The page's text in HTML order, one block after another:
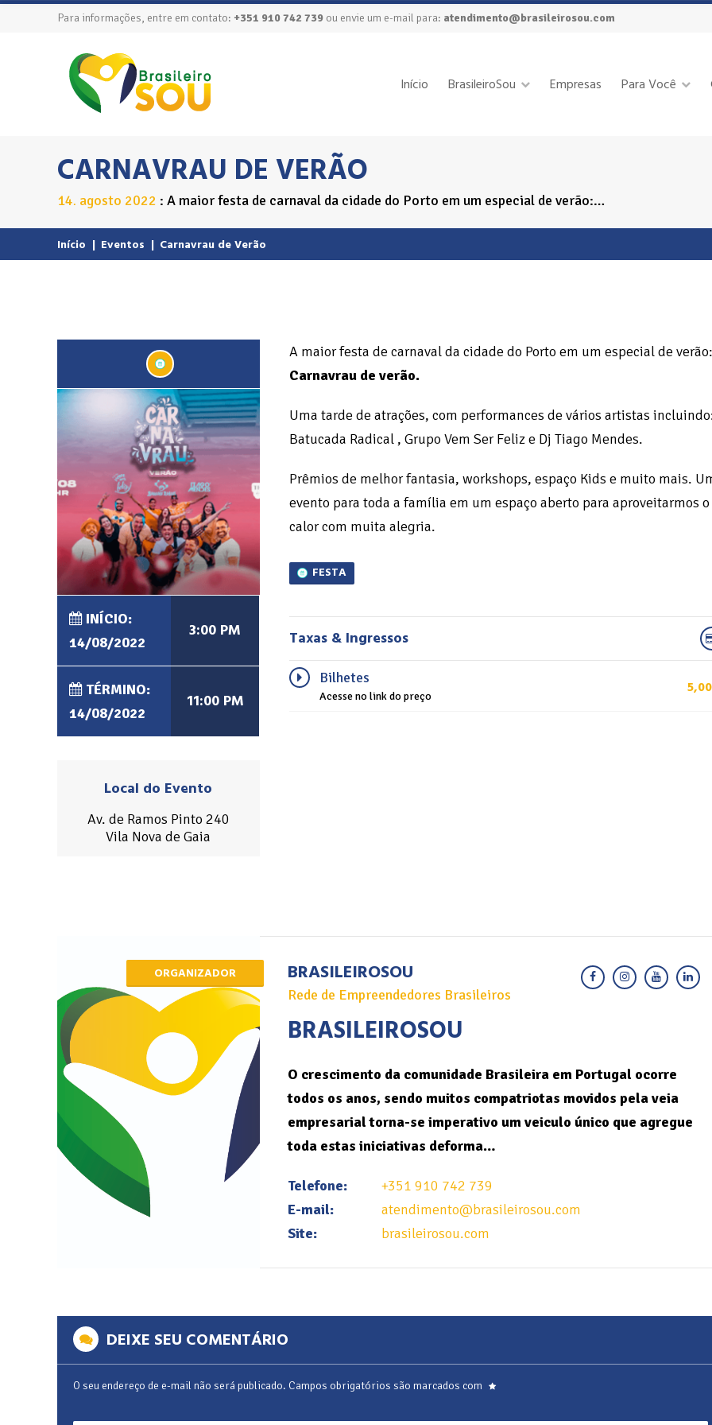
Para informações, entre em contato: +351 910 742 739 ou envie um e-mail para: atendimento@brasileirosou.com
Início BrasileiroSou Empresas Para Você
CARNAVRAU DE VERÃO
14. agosto 2022 A maior festa de carnaval da cidade do Porto em um especial de verão:…
Início | Eventos | Carnavrau de Verão
INÍCIO:
14/08/2022
3:00 PM
TÉRMINO:
14/08/2022
11:00 PM
Local do Evento
Av. de Ramos Pinto 240
Vila Nova de Gaia
A maior festa de carnaval da cidade do Porto em um especial de verão:
Carnavrau de verão.
Uma tarde de atrações, com performances de vários artistas
Batucada Radical , Grupo Vem Ser Feliz e Dj Tiago Mendes.
Prêmios de melhor fantasia, workshops, espaço Kids e muito mais.
evento para toda a família em um espaço aberto para aproveitarmos o
calor com muita alegria.
FESTA
Taxas & Ingressos
Bilhetes
Acesse no link do preço 5,00
ORGANIZADOR BRASILEIROSOU
Rede de Empreendedores Brasileiros
BRASILEIROSOU
O crescimento da comunidade Brasileira em Portugal ocorre
todos os anos, sendo muitos compatriotas movidos pela veia
empresarial torna-se imperativo um veiculo único que agregue
toda estas iniciativas deforma…
Telefone:
+351 910 742 739
E-mail:
atendimento@brasileirosou.com
Site:
brasileirosou.com
DEIXE SEU COMENTÁRIO
O seu endereço de e-mail não será publicado. Campos obrigatórios são marcados com